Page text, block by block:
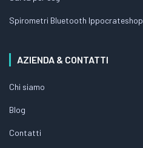
Spirometri Bluetooth Ippocrateshop
AZIENDA & CONTATTI
Chi siamo
Blog
Contatti